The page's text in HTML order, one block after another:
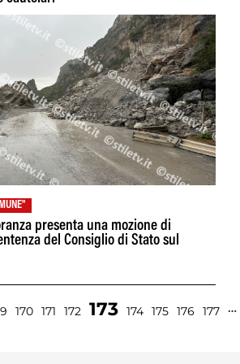
presenta una mozione di
del Consiglio di Stato sul
170 171 172 173 174 175 176 177 …